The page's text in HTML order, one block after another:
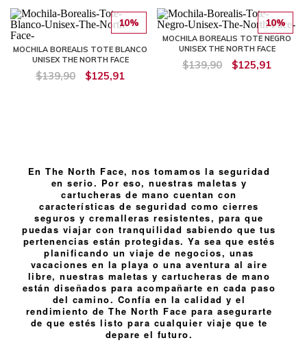
10%
MOCHILA BOREALIS TOTE BLANCO
UNISEX THE NORTH FACE
$139,90 $125,91
10%
MOCHILA BOREALIS TOTE NEGRO
UNISEX THE NORTH FACE
$139,90 $125,91
En The North Face, nos tomamos la seguridad
en serio. Por eso, nuestras maletas y
cartucheras de mano cuentan con
características de seguridad como cierres
seguros y cremalleras resistentes, para que
puedas viajar con tranquilidad sabiendo que tus
pertenencias están protegidas. Ya sea que estés
planificando un viaje de negocios, unas
vacaciones en la playa o una aventura al aire
libre, nuestras maletas y cartucheras de mano
están diseñados para acompañarte en cada paso
del camino. Confía en la calidad y el
rendimiento de The North Face para asegurarte
de que estés listo para cualquier viaje que te
depare el futuro.